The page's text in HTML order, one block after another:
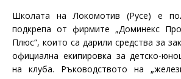
Школата на Локомотив (Русе) е
подкрепа от фирмите „Доминекс
Плюс“, които са дарили средства за
официална екипировка за детско-
на клуба. Ръководството на